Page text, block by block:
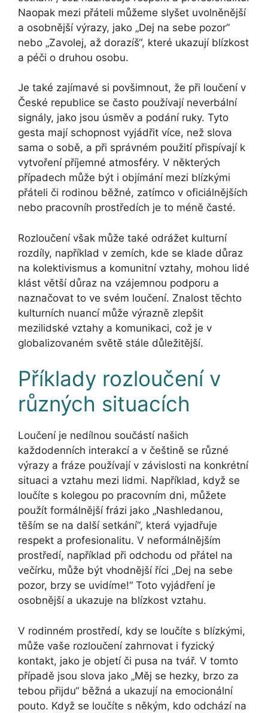
Naopak mezi přáteli můžeme slyšet uvolněnější
a osobnější výrazy, jako „Dej na sebe pozor“
nebo „Zavolej, až dorazíš“, které ukazují blízkost
a péči o druhou osobu.
Je také zajímavé si povšimnout, že při loučení v
České republice se často používají neverbální
signály, jako jsou úsměv a podání ruky. Tyto
gesta mají schopnost vyjádřit více, než slova
sama o sobě, a při správném použití přispívají k
vytvoření příjemné atmosféry. V některých
případech může být i objímání mezi blízkými
přáteli či rodinou běžné, zatímco v oficiálnějších
nebo pracovníh prostředích je to méně časté.
Rozloučení však může také odrážet kulturní
rozdíly, například v zemích, kde se klade důraz
na kolektivismus a komunitní vztahy, mohou lidé
klást větší důraz na vzájemnou podporu a
naznačovat to ve svém loučení. Znalost těchto
kulturních nuancí může výrazně zlepšit
mezilidské vztahy a komunikaci, což je v
globalizovaném světě stále důležitější.
Příklady rozloučení v
různých situacích
Loučení je nedílnou součástí našich
každodenních interakcí a v češtině se různé
výrazy a fráze používají v závislosti na konkrétní
situaci a vztahu mezi lidmi. Například, když se
loučíte s kolegou po pracovním dni, můžete
použít formálnější frázi jako „Nashledanou,
těším se na další setkání“, která vyjadřuje
respekt a profesionalitu. V neformálnějším
prostředí, například při odchodu od přátel na
večírku, může být vhodnější říci „Dej na sebe
pozor, brzy se uvidíme!“ Toto vyjádření je
osobnější a ukazuje na blízkost vztahu.
V rodinném prostředí, kdy se loučíte s blízkými,
může vaše rozloučení zahrnovat i fyzický
kontakt, jako je objetí či pusa na tvář. V tomto
případě jsou slova jako „Měj se hezky, brzo za
tebou přijdu“ běžná a ukazují na emocionální
pouto. Když se loučíte s někým, kdo odchází na